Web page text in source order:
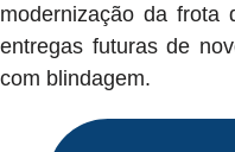
modernização da frota
entregas futuras de
com blindagem.